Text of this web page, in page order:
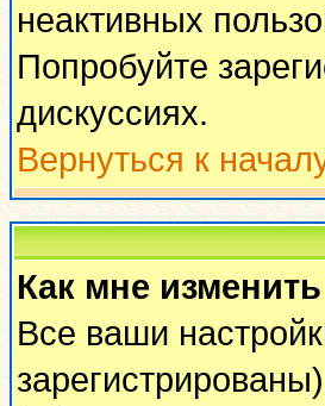
неактивных
Попробуйте
дискуссиях.
Вернуться к
Как мне
Все ваши